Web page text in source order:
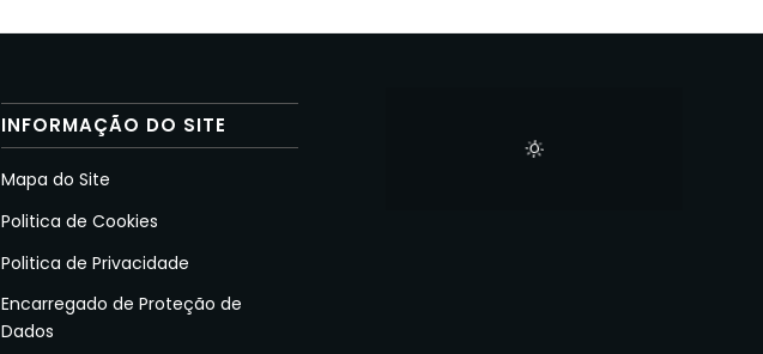
INFORMAÇÃO DO SITE
Mapa do Site
Politica de Cookies
Politica de Privacidade
Encarregado de Proteção de
Dados